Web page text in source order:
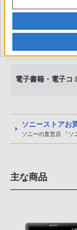
電子書籍・電子コ
ソニーストアお
ソニーの直営店 「ソ
主な商品